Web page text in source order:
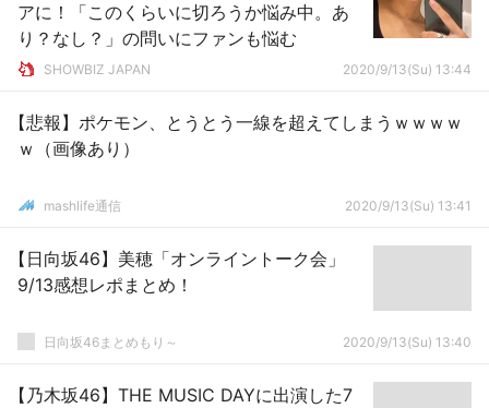
アに！「このくらいに切ろうか悩み中。あ
り？なし？」の問いにファンも悩む
SHOWBIZ JAPAN 2020/9/13(Su) 13:44
【悲報】ポケモン、とうとう一線を超えてしまうｗｗｗｗ
ｗ（画像あり）
mashlife通信 2020/9/13(Su) 13:41
【日向坂46】美穂「オンライントーク会」
9/13感想レポまとめ！
日向坂46まとめもり～ 2020/9/13(Su) 13:40
【乃木坂46】THE MUSIC DAYに出演した7